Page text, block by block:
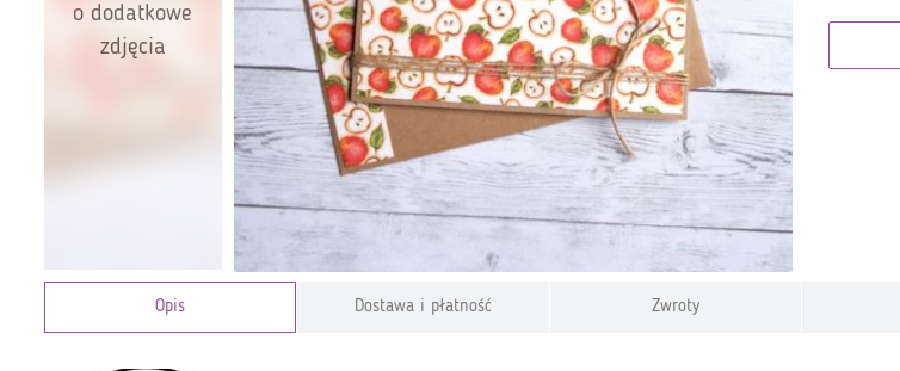
o dodatkowe
zdjęcia
Opis Dostawa i płatność Zwroty